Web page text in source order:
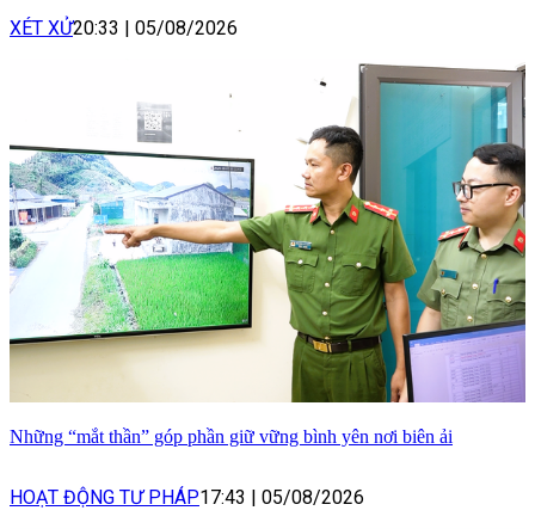
XÉT XỬ20:33 05/08/2026
Những “mắt thần” góp phần giữ vững bình yên nơi biên ải
HOẠT ĐỘNG TƯ PHÁP17:43 05/08/2026